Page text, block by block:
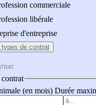
commerciale
libérale
d'entreprise
types de contrat
(en mois) Durée